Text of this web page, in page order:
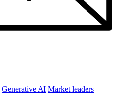
Generative AI Market leaders